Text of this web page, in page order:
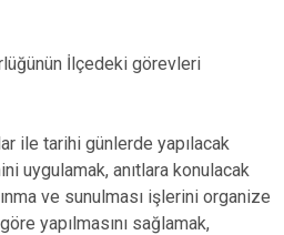
İlçedeki görevleri
ile tarihi günlerde yapılacak
uygulamak, anıtlara konulacak
ve sunulması işlerini organize
yapılmasını sağlamak,